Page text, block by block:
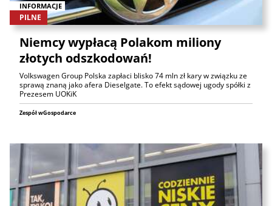
INFORMACJE
PILNE
Niemcy wypłacą Polakom miliony
złotych odszkodowań!
Volkswagen Group Polska zapłaci blisko 74 mln zł kary w związku ze
sprawą znaną jako afera Dieselgate. To efekt sądowej ugody spółki z
Prezesem UOKiK
Zespół wGospodarce